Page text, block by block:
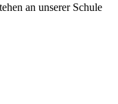
an unserer Schule